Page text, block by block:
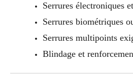
Serrures électroniques
Serrures biométriques
Serrures multipoints
Blindage et